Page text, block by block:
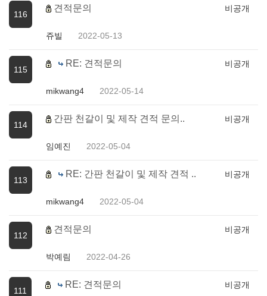
116
견적문의
쥬빌 2022-05-13
비공개
115
RE: 견적문의
mikwang4 2022-05-14
비공개
114
간판 천갈이 및 제작 견적 문의..
임예진 2022-05-04
비공개
113
RE: 간판 천갈이 및 제작 견적 ..
mikwang4 2022-05-04
비공개
112
견적문의
박예림 2022-04-26
비공개
111
RE: 견적문의 비공개